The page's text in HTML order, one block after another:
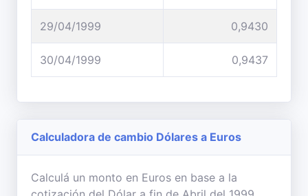
29/04/1999 0,9430
30/04/1999 0,9437
Calculadora de cambio Dólares a Euros
Calculá un monto en Euros en base a la